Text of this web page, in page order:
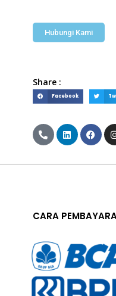
Hubungi Kami
Share :
Facebook
CARA